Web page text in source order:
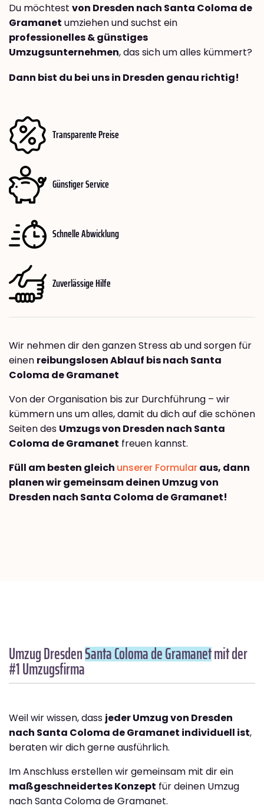
Du möchtest von Dresden nach Santa Coloma de
Gramanet umziehen und suchst ein
professionelles & günstiges
Umzugsunternehmen, das sich um alles kümmert?
Dann bist du bei uns in Dresden genau richtig!
Transparente Preise
Günstiger Service
Schnelle Abwicklung
Zuverlässige Hilfe
Wir nehmen dir den ganzen Stress ab und sorgen für
einen reibungslosen Ablauf bis nach Santa
Coloma de Gramanet
Von der Organisation bis zur Durchführung – wir
kümmern uns um alles, damit du dich auf die schönen
Seiten des Umzugs von Dresden nach Santa
Coloma de Gramanet freuen kannst.
Füll am besten gleich unserer Formularaus, dann
planen wir gemeinsam deinen Umzug von
Dresden nach Santa Coloma de Gramanet!
Umzug DresdenSanta Coloma de Gramanetmit der
#1 Umzugsfirma
Weil wir wissen, dass jeder Umzug von Dresden
nach Santa Coloma de Gramanet individuell ist,
beraten wir dich gerne ausführlich.
Im Anschluss erstellen wir gemeinsam mit dir ein
maßgeschneidertes Konzept für deinen Umzug
nach Santa Coloma de Gramanet.